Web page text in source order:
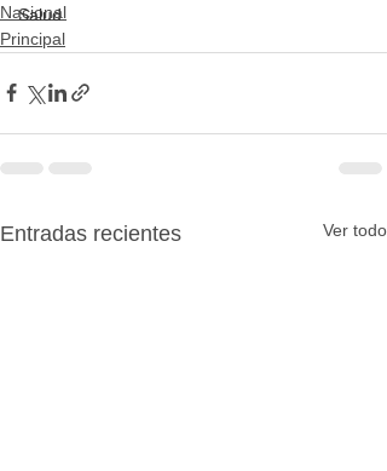
Salud
Nacional
Principal
Entradas recientes Ver todo